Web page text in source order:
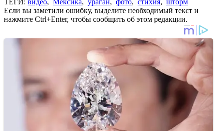
Если вы заметили ошибку, выделите необходимый текст и
нажмите Ctrl+Enter, чтобы сообщить об этом редакции.